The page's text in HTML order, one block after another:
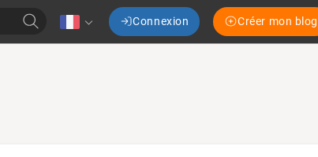
Connexion Créer mon blog